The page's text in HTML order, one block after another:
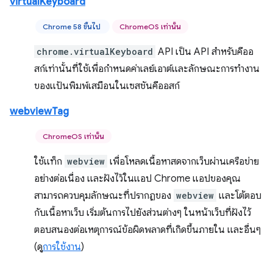
Chrome 58 ขึ้นไป ChromeOS เท่านั้น
chrome.virtualKeyboard API เป็น API สำหรับคีออ
สก์เท่านั้นที่ใช้เพื่อกำหนดค่าเลย์เอาต์และลักษณะการทำงาน
ของแป้นพิมพ์เสมือนในเซสชันคีออสก์
webviewTag
ChromeOS เท่านั้น
ใช้แท็ก webview เพื่อโหลดเนื้อหาสดจากเว็บผ่านเครือข่าย
อย่างต่อเนื่อง และฝังไว้ในแอป Chrome แอปของคุณ
สามารถควบคุมลักษณะที่ปรากฏของ webview และโต้ตอบ
กับเนื้อหาเว็บ เริ่มต้นการไปยังส่วนต่างๆ ในหน้าเว็บที่ฝังไว้
ตอบสนองต่อเหตุการณ์ข้อผิดพลาดที่เกิดขึ้นภายใน และอื่นๆ
(ดูการใช้งาน)